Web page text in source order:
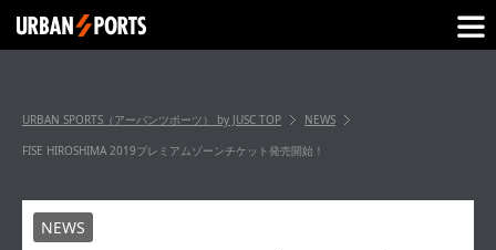
URBAN SPORTS（アーバンツポーツ） by JUSC TOP
NEWS
FISE HIROSHIMA 2019プレミアムゾーンチケット発売開始！
NEWS